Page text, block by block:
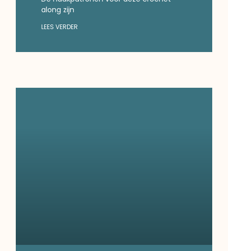
along zijn
LEES VERDER